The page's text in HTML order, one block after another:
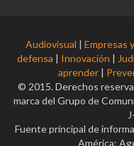
Audiovisual | Empresas
defensa | Innovación |
aprender |
© 2015. Derechos
marca del Grupo de
Fuente principal de
América: